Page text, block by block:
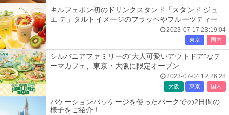
キルフェボン初のドリンクスタンド「スタンド ジュ
エ テ」タルトイメージのフラッペやフルーツティー
2023-07-17 23:19:04
東京 国内
シルバニアファミリーの“大人可愛いアウトドア”なテ
ーマカフェ、東京・大阪に限定オープン
2023-07-04 12:26:28
大阪 東京 国内
バケーションパッケージを使ったパークでの2日間の
様子をご紹介！